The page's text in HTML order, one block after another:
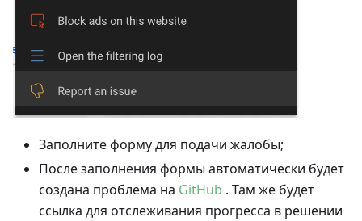
Заполните форму для подачи жалобы;
После заполнения формы автоматически будет
создана проблема на GitHub . Там же будет
ссылка для отслеживания прогресса в решении